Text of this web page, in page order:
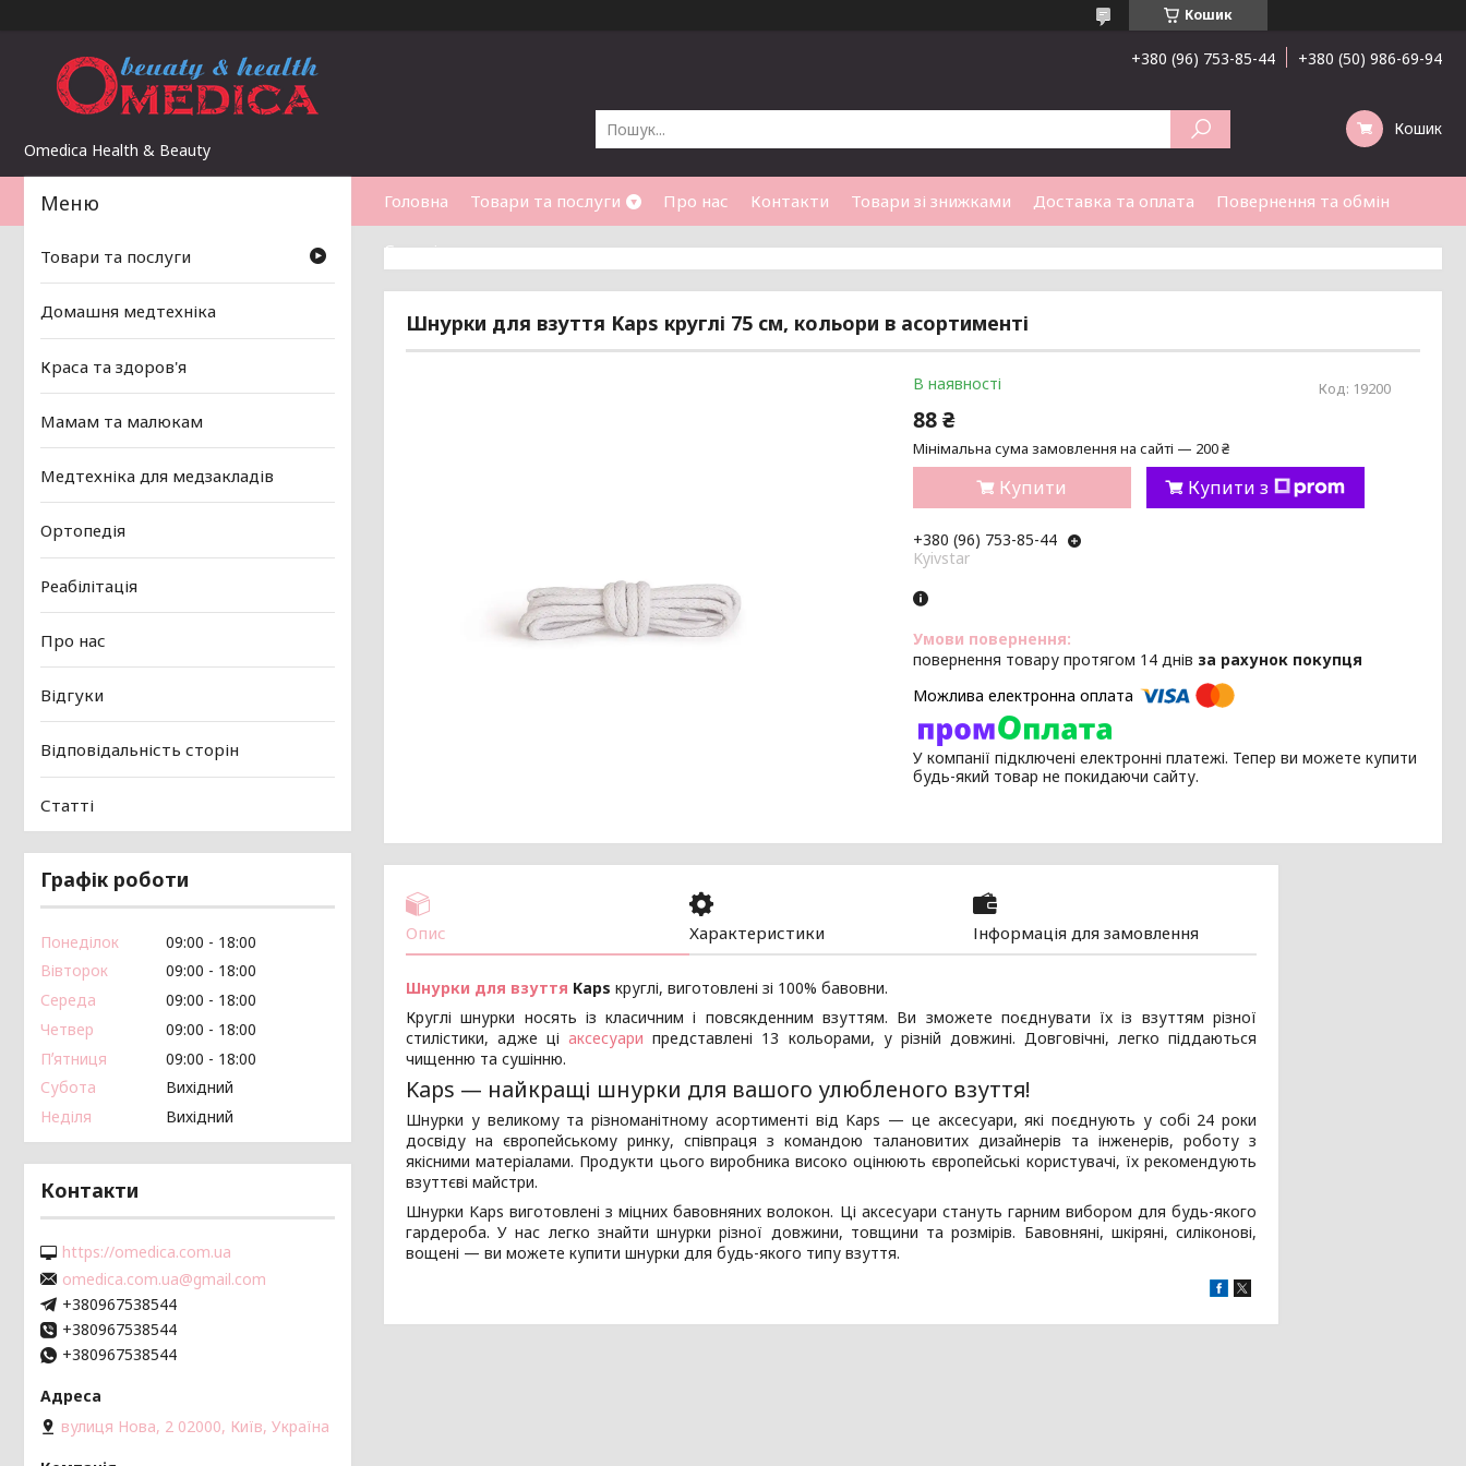
Кошик
Omedica Health & Beauty
+380 (96) 753-85-44 +380 (50) 986-69-94
Кошик
Головна Товари та послуги Про нас Контакти Товари зі знижками Доставка та оплата Повернення та обмін
Статті
Шнурки для взуття Kaps круглі 75 см, кольори в асортименті
В наявності Код: 19200
88 ₴
Мінімальна сума замовлення на сайті — 200 ₴
Купити Купити з
+380 (96) 753-85-44
Kyivstar
повернення товару протягом 14 днів за рахунок покупця
У компанії підключені електронні платежі. Тепер ви можете купити
будь-який товар не покидаючи сайту.
Опис Характеристики Інформація для замовлення
Шнурки для взуття Kaps круглі, виготовлені зі 100% бавовни.
Круглі шнурки носять із класичним і повсякденним взуттям. Ви зможете поєднувати їх із взуттям різної
стилістики, адже ціаксесуари представлені 13 кольорами, у різній довжині. Довговічні, легко піддаються
чищенню та сушінню.
Kaps — найкращі шнурки для вашого улюбленого взуття!
Шнурки у великому та різноманітному асортименті від Kaps — це аксесуари, які поєднують у собі 24 роки
досвіду на європейському ринку, співпраця з командою талановитих дизайнерів та інженерів, роботу з
якісними матеріалами. Продукти цього виробника високо оцінюють європейські користувачі, їх рекомендують
взуттєві майстри.
Шнурки Kaps виготовлені з міцних бавовняних волокон. Ці аксесуари стануть гарним вибором для будь-якого
гардероба. У нас легко знайти шнурки різної довжини, товщини та розмірів. Бавовняні, шкіряні, силіконові,
вощені — ви можете купити шнурки для будь-якого типу взуття.
Товари та послуги
Домашня медтехніка
Краса та здоров'я
Мамам та малюкам
Медтехніка для медзакладів
Ортопедія
Реабілітація
Про нас
Відгуки
Відповідальність сторін
Статті
Графік роботи
Понеділок 09:00
18:00
Вівторок
09:00
18:00
Середа
09:00
18:00
Четвер
09:00
18:00
Пʼятниця
09:00
18:00
Субота
Вихідний
Неділя
Вихідний
Контакти
https://omedica.com.ua
omedica.com.ua@gmail.com
+380967538544
+380967538544
+380967538544
вулиця Нова, 2 02000, Київ, Україна